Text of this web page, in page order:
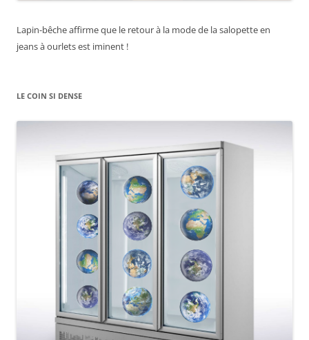
Lapin-bêche affirme que le retour à la mode de la salopette en
jeans à ourlets est iminent !
LE COIN SI DENSE